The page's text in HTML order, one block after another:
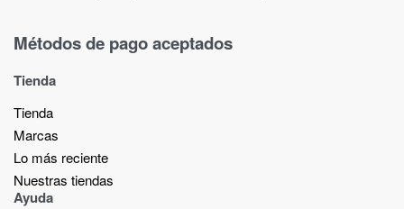
Métodos de pago aceptados
Tienda
Tienda
Marcas
Lo más reciente​
Nuestras tiendas​
Ayuda